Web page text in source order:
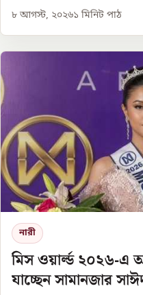
৮ আগস্ট, ২০২৬১ মিনিট পাঠ
নারী
মিস ওয়ার্ল্ড ২০২৬-এ
যাচ্ছেন সামানজার